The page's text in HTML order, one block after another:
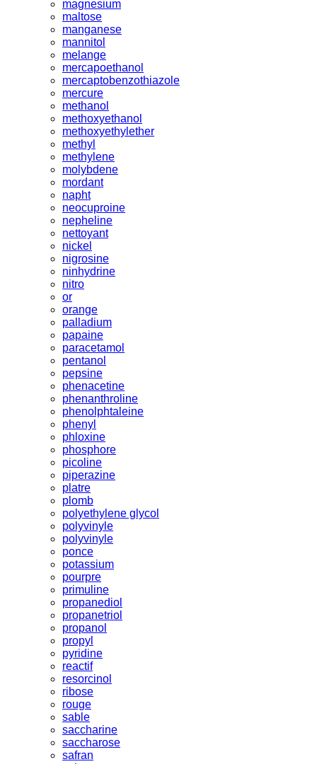
magnesium
maltose
manganese
mannitol
melange
mercapoethanol
mercaptobenzothiazole
mercure
methanol
methoxyethanol
methoxyethylether
methyl
methylene
molybdene
mordant
napht
neocuproine
nepheline
nettoyant
nickel
nigrosine
ninhydrine
nitro
or
orange
palladium
papaine
paracetamol
pentanol
pepsine
phenacetine
phenanthroline
phenolphtaleine
phenyl
phloxine
phosphore
picoline
piperazine
platre
plomb
polyethylene glycol
polyvinyle
polyvinyle
ponce
potassium
pourpre
primuline
propanediol
propanetriol
propanol
propyl
pyridine
reactif
resorcinol
ribose
rouge
sable
saccharine
saccharose
safran